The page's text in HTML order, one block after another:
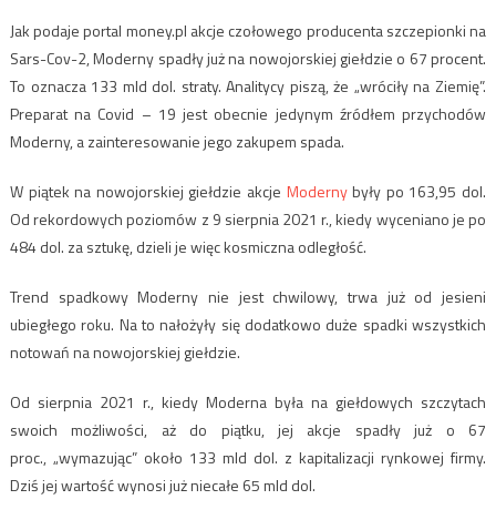
Jak podaje portal money.pl akcje czołowego producenta szczepionki na
Sars-Cov-2, Moderny spadły już na nowojorskiej giełdzie o 67 procent.
To oznacza 133 mld dol. straty. Analitycy piszą, że „wróciły na Ziemię”.
Preparat na Covid – 19 jest obecnie jedynym źródłem przychodów
Moderny, a zainteresowanie jego zakupem spada.
W piątek na nowojorskiej giełdzie akcje Modernybyły po 163,95 dol.
Od rekordowych poziomów z 9 sierpnia 2021 r., kiedy wyceniano je po
484 dol. za sztukę, dzieli je więc kosmiczna odległość.
Trend spadkowy Moderny nie jest chwilowy, trwa już od jesieni
ubiegłego roku. Na to nałożyły się dodatkowo duże spadki wszystkich
notowań na nowojorskiej giełdzie.
Od sierpnia 2021 r., kiedy Moderna była na giełdowych szczytach
swoich możliwości, aż do piątku, jej akcje spadły już o 67
proc., „wymazując” około 133 mld dol. z kapitalizacji rynkowej firmy.
Dziś jej wartość wynosi już niecałe 65 mld dol.